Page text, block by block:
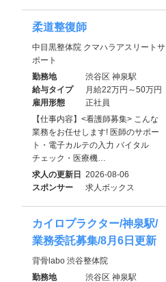
柔道整復師
中目黒整体院 クマハラアスリートサ
ポート
勤務地
渋谷区 神泉駅
給与タイプ
月給22万円～50万円
雇用形態
正社員
【仕事内容】<看護師募集> こんな
業務をお任せします! 医師のサポー
ト・電子カルテの入力 バイタル
チェック・医療機…
求人の更新日 2026-08-06
スポンサー
求人ボックス
カイロプラクター/神泉駅/
業務委託募集/8月6日更新
背骨labo 渋谷整体院
勤務地
渋谷区 神泉駅